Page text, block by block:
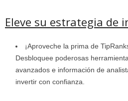
Eleve su estrategia de
¡Aproveche la prima de
Desbloquee poderosas
avanzados e información de
invertir con confianza.